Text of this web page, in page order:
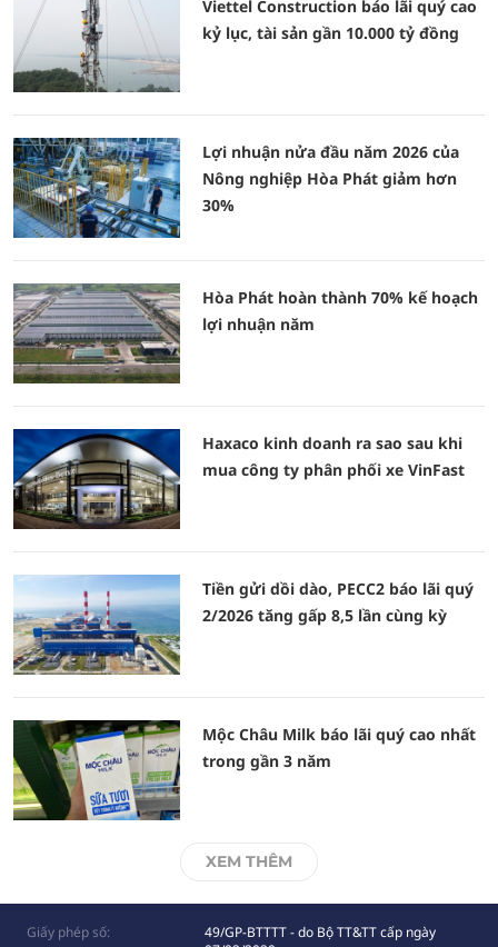
Viettel Construction báo lãi quý cao
kỷ lục, tài sản gần 10.000 tỷ đồng
Lợi nhuận nửa đầu năm 2026 của
Nông nghiệp Hòa Phát giảm hơn
30%
Hòa Phát hoàn thành 70% kế hoạch
lợi nhuận năm
Haxaco kinh doanh ra sao sau khi
mua công ty phân phối xe VinFast
Tiền gửi dồi dào, PECC2 báo lãi quý
2/2026 tăng gấp 8,5 lần cùng kỳ
Mộc Châu Milk báo lãi quý cao nhất
trong gần 3 năm
XEM THÊM
Giấy phép số:
49/GP-BTTTT - do Bộ TT&TT cấp ngày